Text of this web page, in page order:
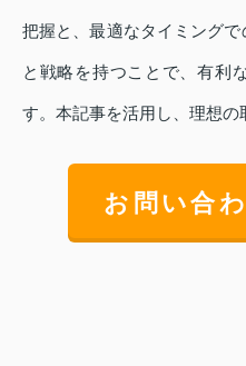
把握と、最適なタイミング
と戦略を持つことで、有利
す。本記事を活用し、理想の
お問い合